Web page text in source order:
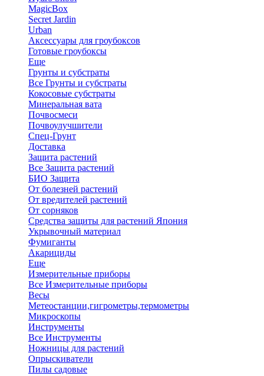
MagicBox
Secret Jardin
Urban
Аксессуары для гроубоксов
Готовые гроубоксы
Еще
Грунты и субстраты
Все Грунты и субстраты
Кокосовые субстраты
Минеральная вата
Почвосмеси
Почвоулучшители
Спец-Грунт
Доставка
Защита растений
Все Защита растений
БИО Защита
От болезней растений
От вредителей растений
От сорняков
Средства защиты для растений Япония
Укрывочный материал
Фумиганты
Акарициды
Еще
Измерительные приборы
Все Измерительные приборы
Весы
Метеостанции,гигрометры,термометры
Микроскопы
Инструменты
Все Инструменты
Ножницы для растений
Опрыскиватели
Пилы садовые